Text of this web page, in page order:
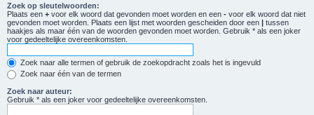
Zoek op sleutelwoorden:
Plaats een + voor elk woord dat gevonden moet worden en een - voor elk woord dat niet
gevonden moet worden. Plaats een lijst met woorden gescheiden door een | tussen
haakjes als maar één van de woorden gevonden moet worden. Gebruik * als een joker
voor gedeeltelijke overeenkomsten.
Zoek naar alle termen of gebruik de zoekopdracht zoals het is ingevuld
Zoek naar één van de termen
Zoek naar auteur:
Gebruik * als een joker voor gedeeltelijke overeenkomsten.